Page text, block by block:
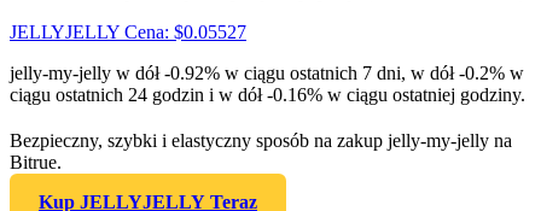
JELLYJELLY Cena: $0.05527
jelly-my-jelly w dół -0.92% w ciągu ostatnich 7 dni, w dół -0.2% w
ciągu ostatnich 24 godzin i w dół -0.16% w ciągu ostatniej godziny.
Bezpieczny, szybki i elastyczny sposób na zakup jelly-my-jelly na
Bitrue.
Kup JELLYJELLY Teraz